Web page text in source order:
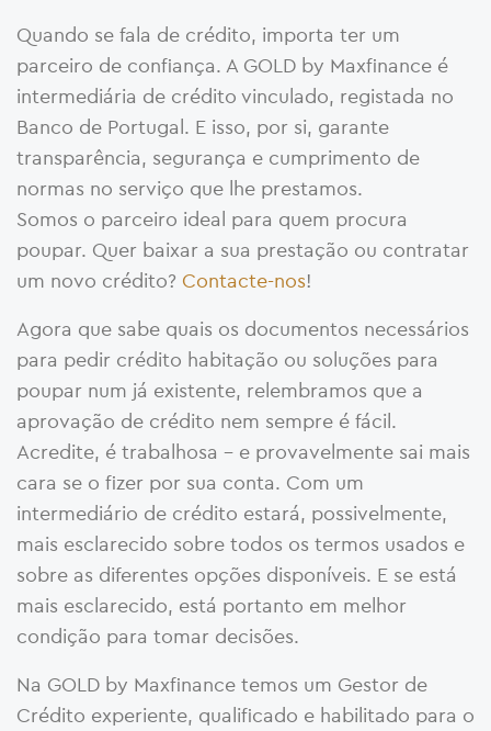
Quando se fala de crédito, importa ter um
parceiro de confiança. A GOLD by Maxfinance é
intermediária de crédito vinculado, registada no
Banco de Portugal. E isso, por si, garante
transparência, segurança e cumprimento de
normas no serviço que lhe prestamos.
Somos o parceiro ideal para quem procura
poupar. Quer baixar a sua prestação ou contratar
um novo crédito? Contacte-nos!
Agora que sabe quais os documentos necessários
para pedir crédito habitação ou soluções para
poupar num já existente, relembramos que a
aprovação de crédito nem sempre é fácil.
Acredite, é trabalhosa – e provavelmente sai mais
cara se o fizer por sua conta. Com um
intermediário de crédito estará, possivelmente,
mais esclarecido sobre todos os termos usados e
sobre as diferentes opções disponíveis. E se está
mais esclarecido, está portanto em melhor
condição para tomar decisões.
Na GOLD by Maxfinance temos um Gestor de
Crédito experiente, qualificado e habilitado para o